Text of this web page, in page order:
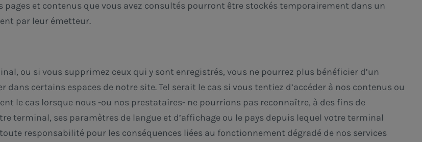
pages et contenus que vous avez consultés pourront être stockés temporairement dans un
par leur émetteur.
ou si vous supprimez ceux qui y sont enregistrés, vous ne pourrez plus bénéficier d’un
certains espaces de notre site. Tel serait le cas si vous tentiez d’accéder à nos contenus ou
le cas lorsque nous -ou nos prestataires- ne pourrions pas reconnaître, à des fins de
terminal, ses paramètres de langue et d’affichage ou le pays depuis lequel votre terminal
responsabilité pour les conséquences liées au fonctionnement dégradé de nos services